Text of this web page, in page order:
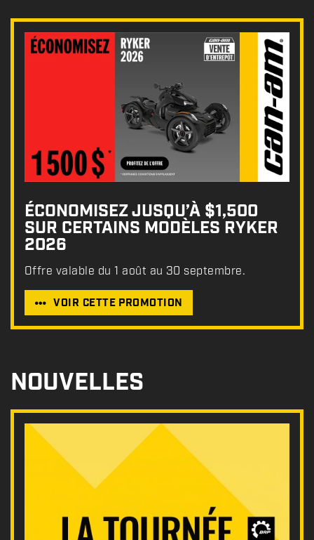
ÉCONOMISEZ JUSQU’À $1,500
SUR CERTAINS MODÈLES RYKER
2026
Offre valable du 1 août au 30 septembre.
VOIR CETTE PROMOTION
NOUVELLES